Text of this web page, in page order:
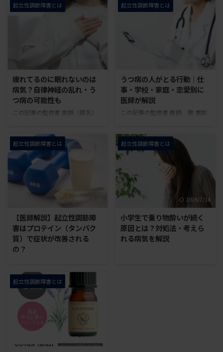
起立性調節障害とは
2026/7/27
疲れてるのに眠れないのは
病気？自律神経の乱れ・う
つ病の可能性も
この記事の監修者 医師（匿名）
急病院 一般社団法人 起立性調節
障害改善協会 「身体は疲れてい
るはずなのに、夜になると目が冴
えて眠れない」 「疲れているの
に眠れないのは、何かの病気か
も？」 このような不安や悩みを
お持ちの方も少なくないでしょ
う。身体は疲れているのに眠れな
酒、カフェインの摂取、生活リズ
ムの乱れなどが関係している可能
性があります。 また、うつ病や
睡眠時無呼吸症候群、睡眠・覚醒
る場合もあります。眠れない状態
...
起立性調節障害とは
2026/8/5
うつ病の人がとる行動｜仕
事・学校・家庭・恋愛別に
医師が解説
この記事の監修者 医師 錦 惠那
業医 保有資格：日本内科学会内
科専門医・日本医師会認定産業医
2018年から起立性調節障害患者
の診療を行い、累計30人以上の
起立性調節障害患者を担当。 一
般社団法人 起立性調節障害改善
協会 「強いストレスを感じて食
欲がわかない」「不安で夜も眠れ
いるのではないでしょうか。 食
欲の低下や不眠に加えて、気分の
落ち込み、意欲や興味の低下など
起立性調節障害とは
2026/7/16
【医師解説】起立性調節障
害はプロテイン（タンパク
質）で症状が改善される
の？
医師歴：10年勤務病院：某3次救
急病院 一般社団法人 起立性調節
障害改善協会 タンパク質は、筋
肉や臓器、皮膚など、体をつくる
材料となる重要な栄養素です。特
に成長期の子どもは体が大きく変
化するため、毎日の食事から必要
起立性調節障害とは
2026/7/14
小学生で乗り物酔いが続く
原因とは？対処法・考えら
れる病気を解説
起立性調節障害とは
2026/8/6